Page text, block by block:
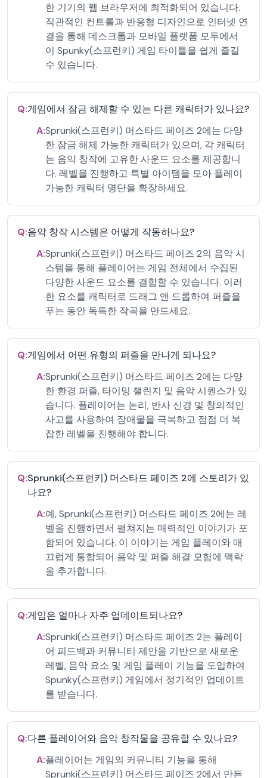
한 기기의 웹 브라우저에 최적화되어 있습니다.
직관적인 컨트롤과 반응형 디자인으로 인터넷 연
결을 통해 데스크톱과 모바일 플랫폼 모두에서
이 Spunky(스프런키) 게임 타이틀을 쉽게 즐길
수 있습니다.
Q:게임에서 잠금 해제할 수 있는 다른 캐릭터가 있나요?
A:Sprunki(스프런키) 머스타드 페이즈 2에는 다양
한 잠금 해제 가능한 캐릭터가 있으며, 각 캐릭터
는 음악 창작에 고유한 사운드 요소를 제공합니
다. 레벨을 진행하고 특별 아이템을 모아 플레이
가능한 캐릭터 명단을 확장하세요.
Q:음악 창작 시스템은 어떻게 작동하나요?
A:Sprunki(스프런키) 머스타드 페이즈 2의 음악 시
스템을 통해 플레이어는 게임 전체에서 수집된
다양한 사운드 요소를 결합할 수 있습니다. 이러
한 요소를 캐릭터로 드래그 앤 드롭하여 퍼즐을
푸는 동안 독특한 작곡을 만드세요.
Q:게임에서 어떤 유형의 퍼즐을 만나게 되나요?
A:Sprunki(스프런키) 머스타드 페이즈 2에는 다양
한 환경 퍼즐, 타이밍 챌린지 및 음악 시퀀스가 있
습니다. 플레이어는 논리, 반사 신경 및 창의적인
사고를 사용하여 장애물을 극복하고 점점 더 복
잡한 레벨을 진행해야 합니다.
Q:Sprunki(스프런키) 머스타드 페이즈 2에 스토리가 있
나요?
A:예, Sprunki(스프런키) 머스타드 페이즈 2에는 레
벨을 진행하면서 펼쳐지는 매력적인 이야기가 포
함되어 있습니다. 이 이야기는 게임 플레이와 매
끄럽게 통합되어 음악 및 퍼즐 해결 모험에 맥락
을 추가합니다.
Q:게임은 얼마나 자주 업데이트되나요?
A:Sprunki(스프런키) 머스타드 페이즈 2는 플레이
어 피드백과 커뮤니티 제안을 기반으로 새로운
레벨, 음악 요소 및 게임 플레이 기능을 도입하여
Spunky(스프런키) 게임에서 정기적인 업데이트
를 받습니다.
Q:다른 플레이어와 음악 창작물을 공유할 수 있나요?
A:플레이어는 게임의 커뮤니티 기능을 통해
Sprunki(스프런키) 머스타드 페이즈 2에서 만든